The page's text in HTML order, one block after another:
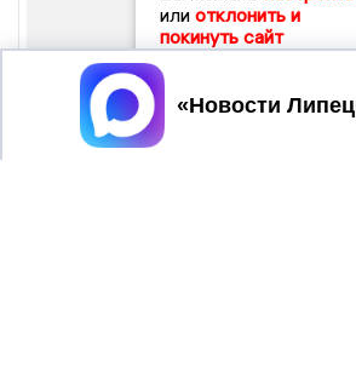
или отклонить и
покинуть сайт
Принять